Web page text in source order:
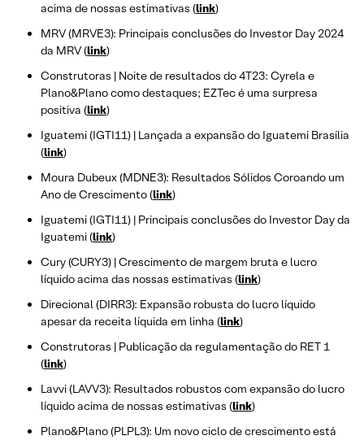
acima de nossas estimativas (link)
MRV (MRVE3): Principais conclusões do Investor Day 2024
da MRV (link)
Construtoras | Noite de resultados do 4T23: Cyrela e
Plano&Plano como destaques; EZTec é uma surpresa
positiva (link)
Iguatemi (IGTI11) | Lançada a expansão do Iguatemi Brasília
(link)
Moura Dubeux (MDNE3): Resultados Sólidos Coroando um
Ano de Crescimento (link)
Iguatemi (IGTI11) | Principais conclusões do Investor Day da
Iguatemi (link)
Cury (CURY3) | Crescimento de margem bruta e lucro
líquido acima das nossas estimativas (link)
Direcional (DIRR3): Expansão robusta do lucro líquido
apesar da receita líquida em linha (link)
Construtoras | Publicação da regulamentação do RET 1
(link)
Lavvi (LAVV3): Resultados robustos com expansão do lucro
líquido acima de nossas estimativas (link)
Plano&Plano (PLPL3): Um novo ciclo de crescimento está